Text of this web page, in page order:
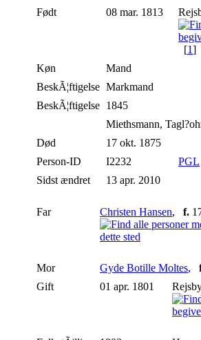
Født
08 mar. 1813
[1]
Køn
Mand
BeskÃ¦ftigelse Markmand
BeskÃ¦ftigelse 1845
Miethsmann,
Død
17 okt. 1875
Person-ID
I2232
PGL
Sidst ændret
13 apr. 2010
Far Christen Hansen, f.
Mor Gyde Botille Moltes,
Gift
01 apr. 1801